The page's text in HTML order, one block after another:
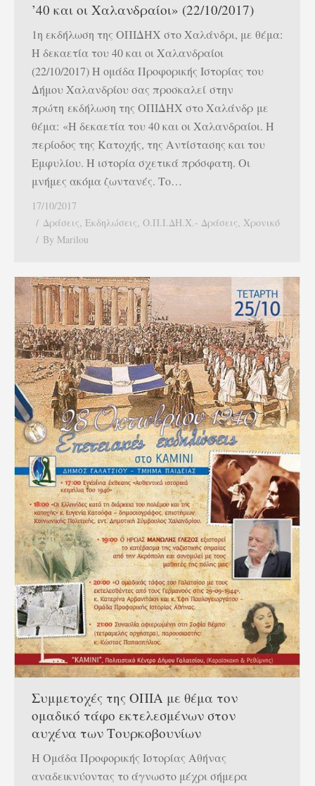
’40 και οι Χαλανδραίοι» (22/10/2017)
1η εκδήλωση της ΟΠΙΔΗΧ στο Χαλάνδρι, με θέμα:
Η δεκαετία του 40 και οι Χαλανδραίοι
(22/10/2017) Η ομάδα Προφορικής Ιστορίας του
Δήμου Χαλανδρίου σας προσκαλεί στην
πρώτη εκδήλωση της ΟΠΙΔΗΧ στο Χαλάνδρ με
θέμα: «Η δεκαετία του 40 και οι Χαλανδραίοι. Η
περίοδος της Κατοχής, της Αντίστασης και του
Eμφυλίου. Η ιστορία σχετικά πρόσφατη. Οι
μνήμες ακόμα ζωντανές. Το…
17/10/2017
Δράσεις, Εκδηλώσεις, Ο.Π.Ι.ΔΗ.Χ.- Δράσεις, Χρονικό
By Marilou
Συμμετοχές της ΟΠΙΑ με θέμα τον
ομαδικό τάφο εκτελεσμένων στον
αυχένα των Τουρκοβουνίων
Η Ομάδα Προφορικής Ιστορίας Αθήνας
αναδεικνύοντας το άγνωστο μέχρι σήμερα